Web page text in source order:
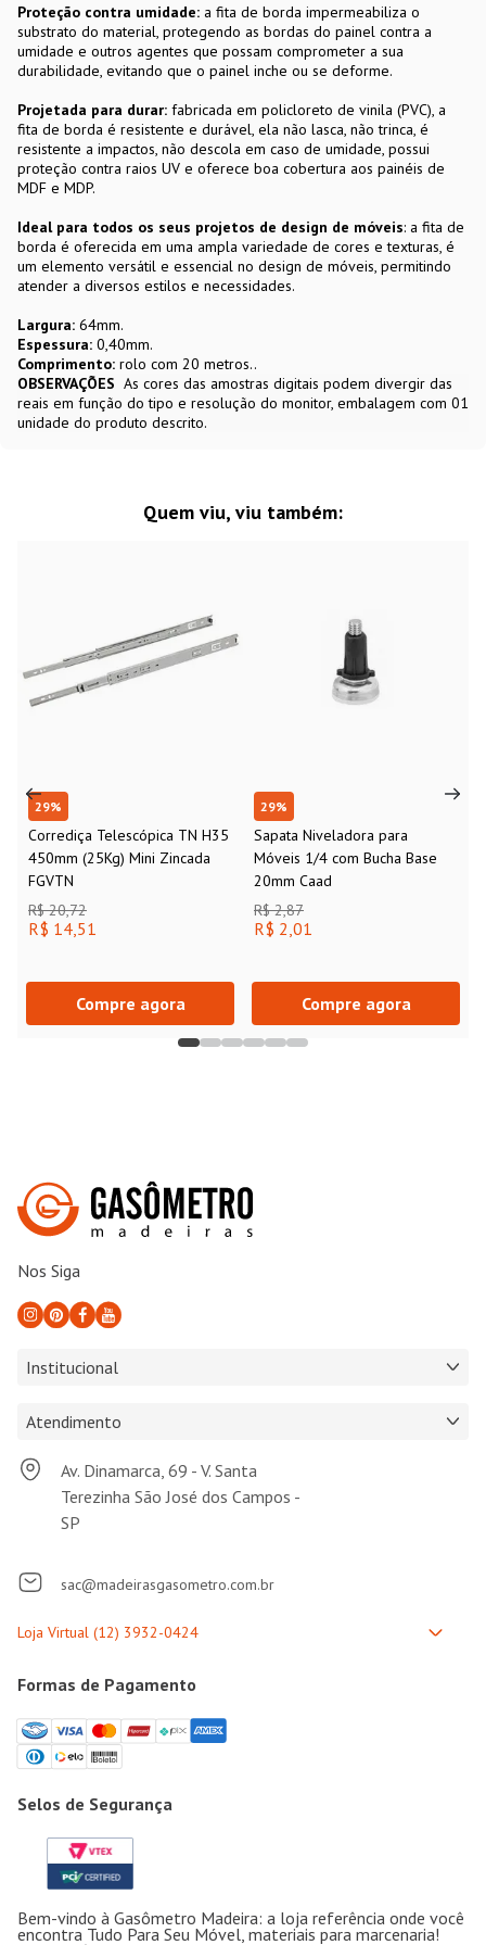
Proteção contra umidade: a fita de borda impermeabiliza o
substrato do material, protegendo as bordas do painel contra a
umidade e outros agentes que possam comprometer a sua
durabilidade, evitando que o painel inche ou se deforme.
Projetada para durar: fabricada em policloreto de vinila (PVC), a
fita de borda é resistente e durável, ela não lasca, não trinca, é
resistente a impactos, não descola em caso de umidade, possui
proteção contra raios UV e oferece boa cobertura aos painéis de
MDF e MDP.
Ideal para todos os seus projetos de design de móveis: a fita de
borda é oferecida em uma ampla variedade de cores e texturas, é
um elemento versátil e essencial no design de móveis, permitindo
atender a diversos estilos e necessidades.
Largura: 64mm.
Espessura: 0,40mm.
Comprimento: rolo com 20 metros..
OBSERVAÇÕES As cores das amostras digitais podem divergir das
reais em função do tipo e resolução do monitor, embalagem com 01
unidade do produto descrito.
Quem viu, viu também:
29%
Corrediça Telescópica TN H35
450mm (25Kg) Mini Zincada
FGVTN
R$ 20,72
R$ 14,51
Compre agora
29%
Sapata Niveladora para
Móveis 1/4 com Bucha Base
20mm Caad
R$ 2,87
R$ 2,01
Compre agora
Nos Siga
Institucional
Atendimento
Av. Dinamarca, 69 - V. Santa
Terezinha São José dos Campos -
SP
sac@madeirasgasometro.com.br
Formas de Pagamento
Selos de Segurança
Bem-vindo à Gasômetro Madeira: a loja referência onde você
encontra Tudo Para Seu Móvel, materiais para marcenaria!